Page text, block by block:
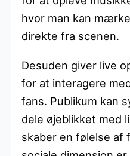
hvor man kan
direkte fra scenen.
Desuden giver live
for at interagere
fans. Publikum kan
dele øjeblikket med
skaber en følelse af